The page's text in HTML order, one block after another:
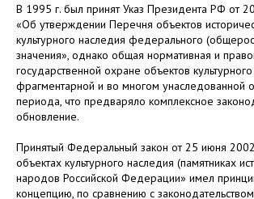
В 1995 г. был принят Указ Президента РФ от
«Об утверждении Перечня объектов
культурного наследия федерального
значения», однако общая нормативная и
государственной охране объектов
фрагментарной и во многом унаследованной
периода, что предваряло комплексное
обновление.
Принятый Федеральный закон от 25 июня
объектах культурного наследия (памятниках
народов Российской Федерации» имел
концепцию, по сравнению с законодательством